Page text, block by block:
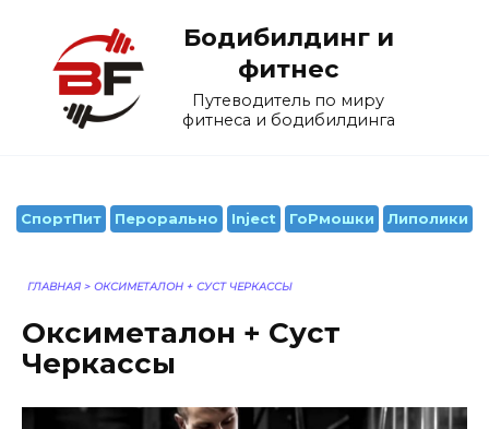
содержанию
Бодибилдинг и
фитнес
Путеводитель по миру
фитнеса и бодибилдинга
СпортПит Перорально Inject ГоРмошки Липолики
ГЛАВНАЯ > ОКСИМЕТАЛОН + СУСТ ЧЕРКАССЫ
Оксиметалон + Суст
Черкассы